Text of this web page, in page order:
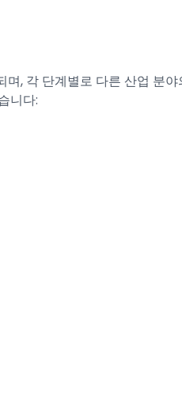
, 각 단계별로 다른 산업 분야
니다: